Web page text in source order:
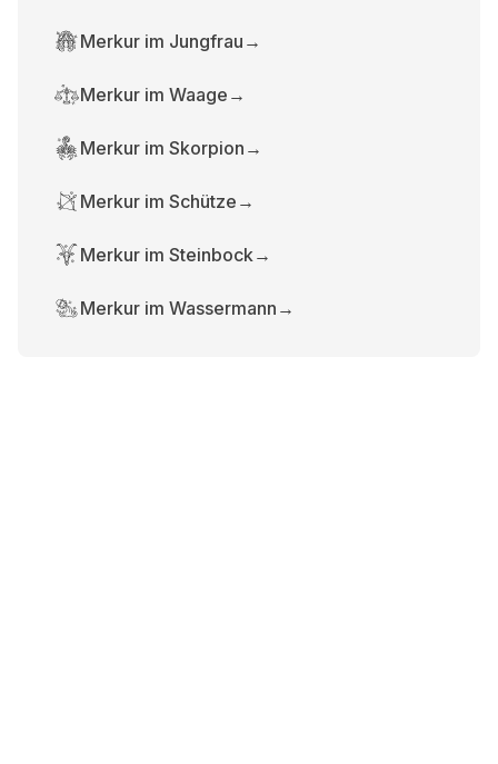
Merkur im Jungfrau →
Merkur im Waage →
Merkur im Skorpion →
Merkur im Schütze →
Merkur im Steinbock→
Merkur im Wassermann →